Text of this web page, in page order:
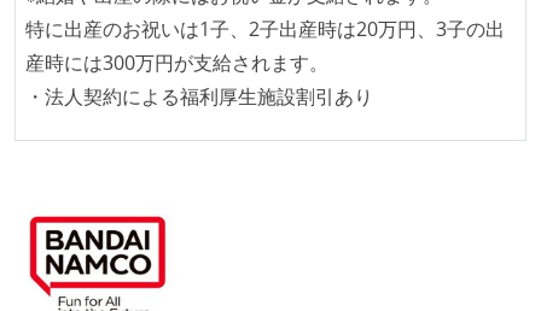
特に出産のお祝いは1子、2子出産時は20万円、3子の出
産時には300万円が支給されます。
・法人契約による福利厚生施設割引あり